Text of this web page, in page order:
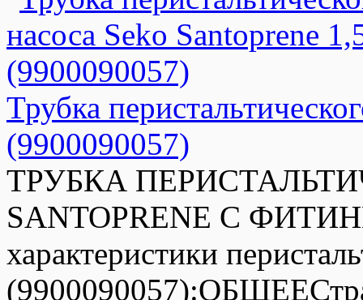
Трубка
(9900090057)
ТРУБКА
SANTOPRENE С
характеристики